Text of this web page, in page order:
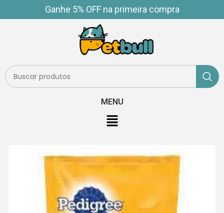
Ganhe 5% OFF na primeira compra
MENU